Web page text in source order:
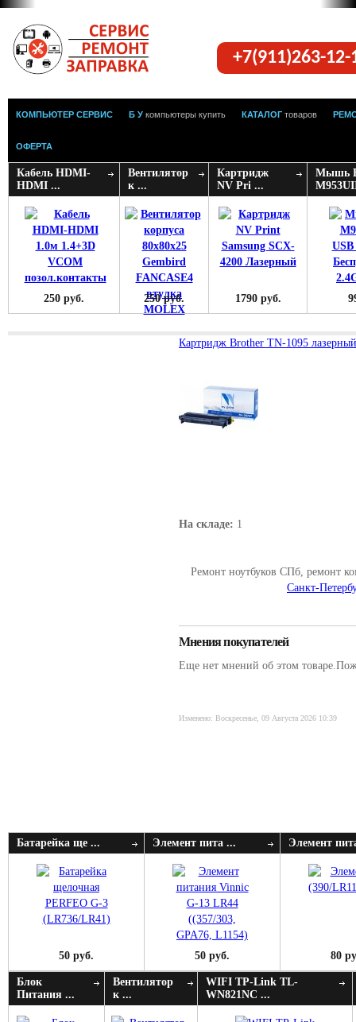
+7(911)263-
КОМПЬЮТЕР СЕРВИС Б У компьютеры купить КАТАЛОГ товаров
ОФЕРТА
Кабель HDMI-
HDMI ...
250 руб.
Вентилятор
к ...
250 руб.
Картридж
NV Pri ...
1790 руб.
Мышь
Картридж Brother TN-1095
На складе: 1
Ремонт ноутбуков СПб, ремонт
Санкт-
Мнения покупателей
Еще нет мнений об этом
Изменено: Воскресенье, 09 Августа 2026 10:39
Батарейка ще ...
50 руб.
Элемент пита ...
50 руб.
Элемент
80
Блок
Питания ...
Вентилятор
к ...
WIFI TP-Link TL-
WN821NC ...